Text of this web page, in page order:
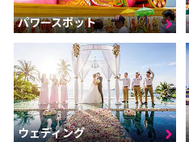
パワースポット
ウェディング